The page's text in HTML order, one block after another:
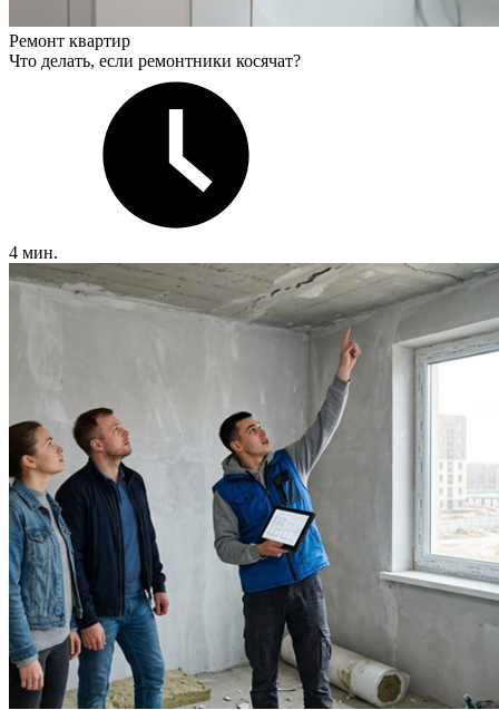
Ремонт квартир
Что делать, если ремонтники косячат?
4 мин.